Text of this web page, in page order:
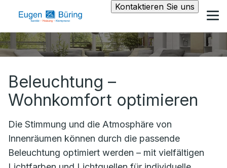
Kontaktieren Sie uns
Beleuchtung –
Wohnkomfort optimieren
Die Stimmung und die Atmosphäre von
Innenräumen können durch die passende
Beleuchtung optimiert werden – mit vielfältigen